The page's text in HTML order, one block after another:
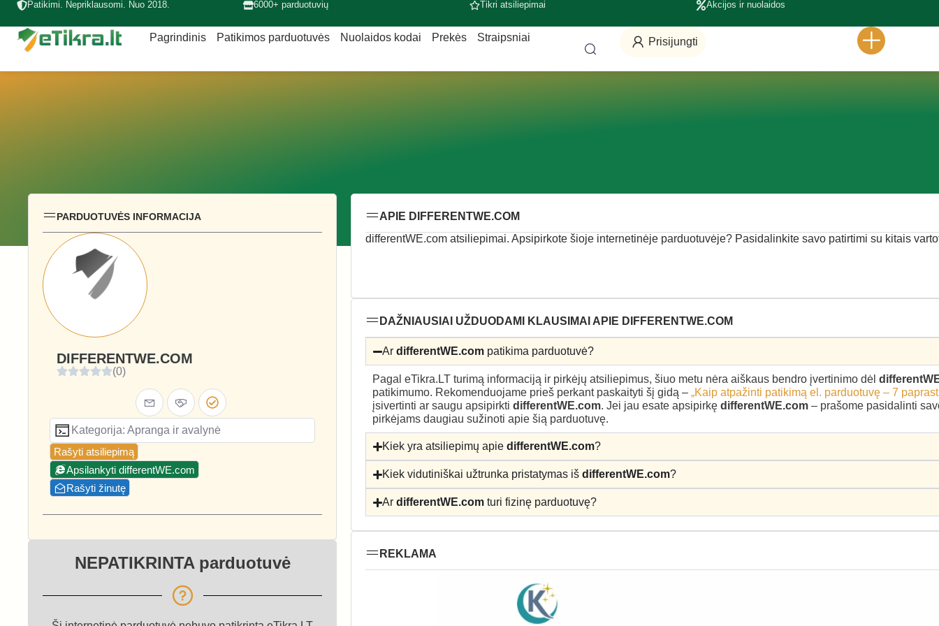
Patikimi. Nepriklausomi. Nuo 2018. 6000+ parduotuvių Tikri atsiliepimai Akcijos ir nuolaidos
Pagrindinis Patikimos parduotuvės Nuolaidos kodai Prekės Straipsniai Prisijungti
PARDUOTUVĖS INFORMACIJA
DIFFERENTWE.COM
(0)
Kategorija: Apranga ir avalynė
Rašyti atsiliepimą
Apsilankyti differentWE.com
Rašyti žinutę
NEPATIKRINTA parduotuvė
APIE DIFFERENTWE.COM
differentWE.com atsiliepimai. Apsipirkote šioje internetinėje parduotuvėje? Pasidalinkite savo patirtimi su kitais
DAŽNIAUSIAI UŽDUODAMI KLAUSIMAI APIE DIFFERENTWE.COM
ArdifferentWE.com patikima parduotuvė?
Pagal eTikra.LT turimą informaciją ir pirkėjų atsiliepimus, šiuo metu nėra aiškaus bendro įvertinimo dėl
patikimumo. Rekomenduojame prieš perkant paskaityti šį gidą – „Kaip atpažinti patikimą el. parduotuvę – 7
įsivertinti ar saugu apsipirkti differentWE.com. Jei jau esate apsipirkę differentWE.com – prašome pasidalinti
pirkėjams daugiau sužinoti apie šią parduotuvę.
Kiek yra atsiliepimų apiedifferentWE.com?
Kiek vidutiniškai užtrunka pristatymas išdifferentWE.com?
ArdifferentWE.com turi fizinę parduotuvę?
REKLAMA